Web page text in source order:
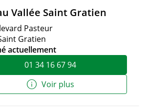
Vallée Saint Gratien
Pasteur
Gratien
actuellement
01 34 16 67 94
Voir plus